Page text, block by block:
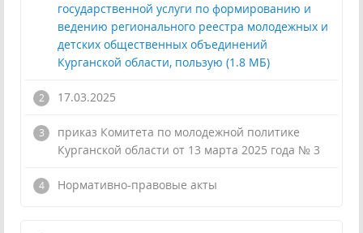
государственной услуги по формированию и
ведению регионального реестра молодежных и
детских общественных объединений
Курганской области, пользую (1.8 МБ)
17.03.2025
приказ Комитета по молодежной политике
Курганской области от 13 марта 2025 года № 3
Нормативно-правовые акты